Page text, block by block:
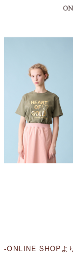
-ONLINE SHOPよ